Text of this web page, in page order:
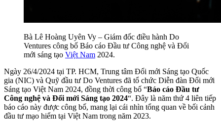
Bà Lê Hoàng Uyên Vy – Giám đốc điều hành Do
Ventures công bố Báo cáo Đầu tư Công nghệ và Đổi
mới sáng tạo Việt Nam 2024.
Ngày 26/4/2024 tại TP. HCM, Trung tâm Đổi mới Sáng tạo Quốc
gia (NIC) và Quỹ đầu tư Do Ventures đã tổ chức Diễn đàn Đổi mới
Sáng tạo Việt Nam 2024, đồng thời công bố “Báo cáo Đầu tư
Công nghệ và Đổi mới Sáng tạo 2024“. Đây là năm thứ 4 liên tiếp
báo cáo này được công bố, mang lại cái nhìn tổng quan về bối cảnh
đầu tư mạo hiểm tại Việt Nam trong năm 2023.